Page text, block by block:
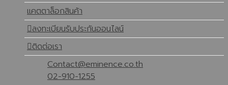
แคตตาล็อกสินค้า
ลงทะเบียนรับประกันออนไลน์
ติดต่อเรา
Contact@eminence.co.th
02-910-1255